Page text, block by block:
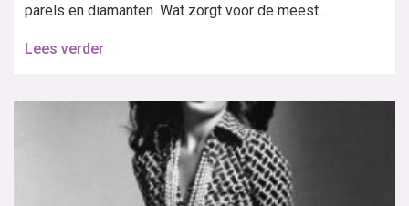
parels en diamanten. Wat zorgt voor de meest...
Lees verder